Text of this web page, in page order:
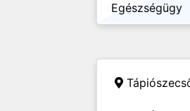
Egészségügy